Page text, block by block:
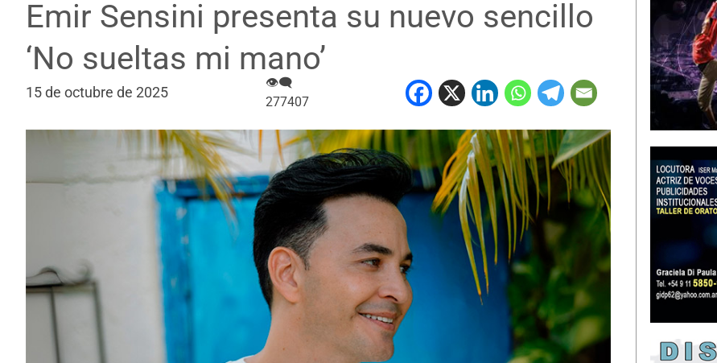
Emir Sensini presenta su nuevo sencillo
‘No sueltas mi mano’
15 de octubre de 2025
👁‍🗨
277407